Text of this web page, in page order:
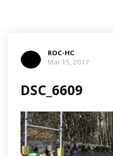
ROC-HC
Mar 15, 2017
DSC_6609